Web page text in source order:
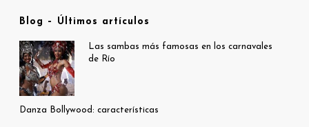
Blog – Últimos artículos
Las sambas más famosas en los carnavales
de Río
Danza Bollywood: características